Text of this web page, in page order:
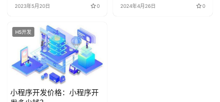
2023年5月20日 0 2024年4月26日 0
H5开发
小程序开发价格：小程序开